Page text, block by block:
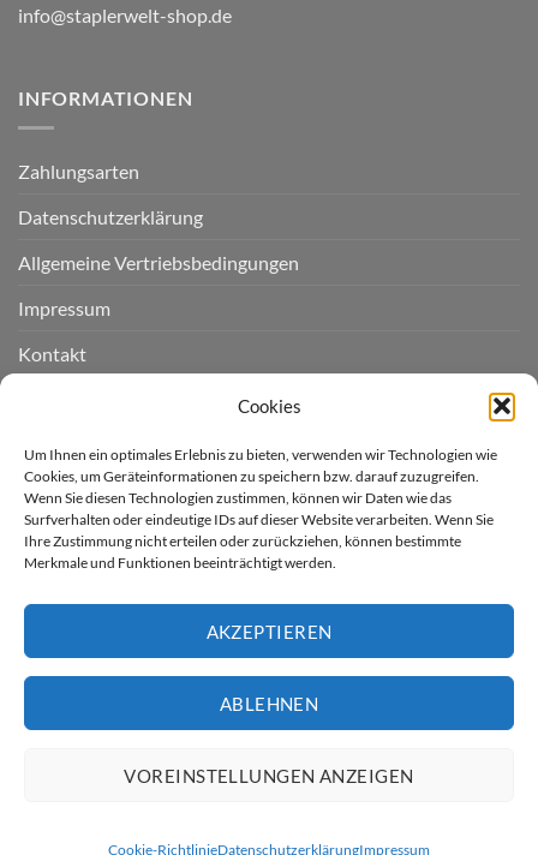
Cookies
Um Ihnen ein optimales Erlebnis zu bieten, verwenden wir Technologien wie
Cookies, um Geräteinformationen zu speichern bzw. darauf zuzugreifen.
Wenn Sie diesen Technologien zustimmen, können wir Daten wie das
Surfverhalten oder eindeutige IDs auf dieser Website verarbeiten. Wenn Sie
Ihre Zustimmung nicht erteilen oder zurückziehen, können bestimmte
Merkmale und Funktionen beeinträchtigt werden.
AKZEPTIEREN
ABLEHNEN
VOREINSTELLUNGEN ANZEIGEN
Cookie-RichtlinieDatenschutzerklärungImpressum
info@staplerwelt-shop.de
INFORMATIONEN
Zahlungsarten
Datenschutzerklärung
Allgemeine Vertriebsbedingungen
Impressum
Kontakt
Cookie-Richtlinie (EU)
LIEFERGEBIET
nur nach Deutschland.
* Kostenloser Versand innerhalb